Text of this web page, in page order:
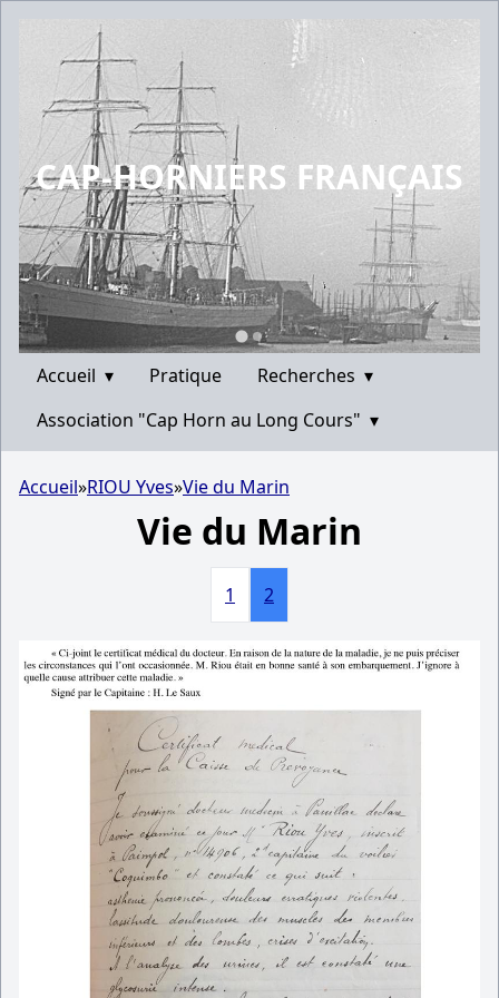
CAP-HORNIERS FRANÇAIS
Accueil ▾ Pratique Recherches ▾
Association "Cap Horn au Long Cours" ▾
Accueil»RIOU Yves»Vie du Marin
Vie du Marin
1 2